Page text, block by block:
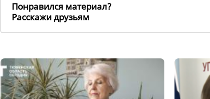
Понравился материал?
Расскажи друзьям